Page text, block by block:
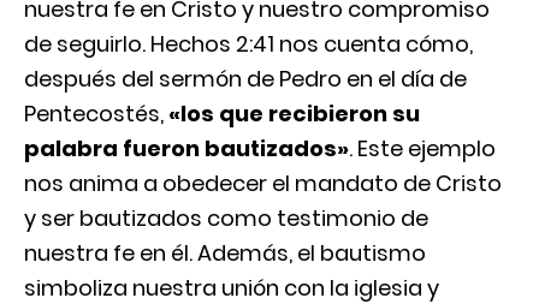
nuestra fe en Cristo y nuestro compromiso
de seguirlo. Hechos 2:41 nos cuenta cómo,
después del sermón de Pedro en el día de
Pentecostés, «los que recibieron su
palabra fueron bautizados». Este ejemplo
nos anima a obedecer el mandato de Cristo
y ser bautizados como testimonio de
nuestra fe en él. Además, el bautismo
simboliza nuestra unión con la iglesia y